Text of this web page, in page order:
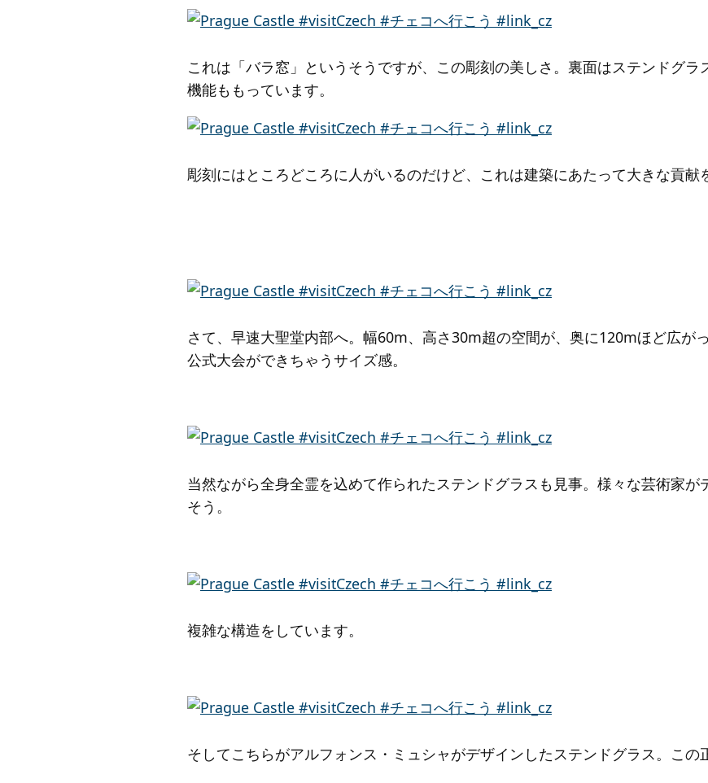
これは「バラ窓」というそうですが、この彫刻の美しさ。裏面はステンドグラ
機能ももっています。
彫刻にはところどころに人がいるのだけど、これは建築にあたって大きな貢献
さて、早速大聖堂内部へ。幅60m、高さ30m超の空間が、奥に120mほど広が
公式大会ができちゃうサイズ感。
当然ながら全身全霊を込めて作られたステンドグラスも見事。様々な芸術家
そう。
複雑な構造をしています。
そしてこちらがアルフォンス・ミュシャがデザインしたステンドグラス。この